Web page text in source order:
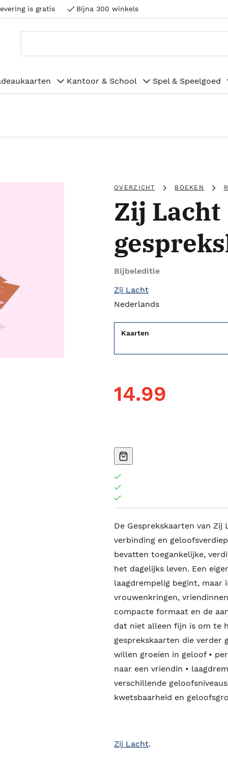
is gratis Bijna 300 winkels
Kantoor & School Spel & Speelgoed
OVERZICHT BOEKEN
Zij Lacht
Bijbeleditie
Zij Lacht
Nederlands
Kaarten
14.99
De Gesprekskaarten van
verbinding en
bevatten toegankelijke,
het dagelijks leven. Een
laagdrempelig begint,
vrouwenkringen,
compacte formaat en de
dat niet alleen fijn is om te
gesprekskaarten die verder
willen groeien in geloof •
naar een vriendin •
verschillende
kwetsbaarheid en
Zij Lacht.